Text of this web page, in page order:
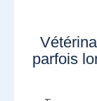
parfois